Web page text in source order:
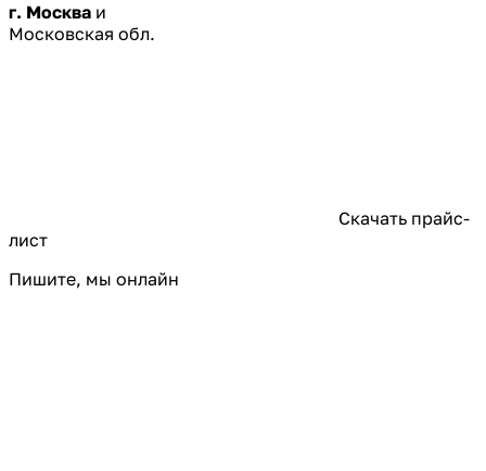
г. Москва и
Московская обл.
Скачать прайс-
лист
Пишите, мы онлайн